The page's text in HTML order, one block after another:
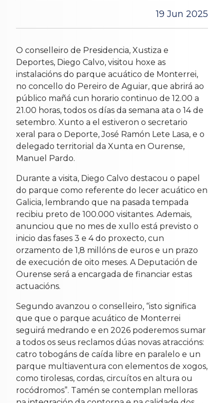
19 Jun 2025
O conselleiro de Presidencia, Xustiza e
Deportes, Diego Calvo, visitou hoxe as
instalacións do parque acuático de Monterrei,
no concello do Pereiro de Aguiar, que abrirá ao
público mañá cun horario continuo de 12.00 a
21.00 horas, todos os días da semana ata o 14 de
setembro. Xunto a el estiveron o secretario
xeral para o Deporte, José Ramón Lete Lasa, e o
delegado territorial da Xunta en Ourense,
Manuel Pardo.
Durante a visita, Diego Calvo destacou o papel
do parque como referente do lecer acuático en
Galicia, lembrando que na pasada tempada
recibiu preto de 100.000 visitantes. Ademais,
anunciou que no mes de xullo está previsto o
inicio das fases 3 e 4 do proxecto, cun
orzamento de 1,8 millóns de euros e un prazo
de execución de oito meses. A Deputación de
Ourense será a encargada de financiar estas
actuacións.
Segundo avanzou o conselleiro, “isto significa
que que o parque acuático de Monterrei
seguirá medrando e en 2026 poderemos sumar
a todos os seus reclamos dúas novas atraccións:
catro tobogáns de caída libre en paralelo e un
parque multiaventura con elementos de xogos,
como tirolesas, cordas, circuítos en altura ou
rocódromos”. Tamén se contemplan melloras